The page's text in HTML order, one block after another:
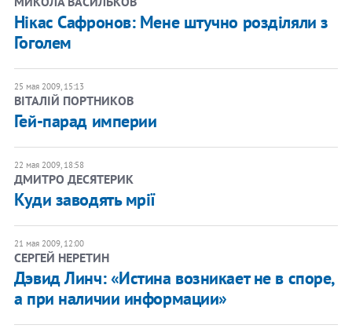
Нікас Сафронов: Мене штучно розділяли з
Гоголем
25 мая 2009, 15:13
ВІТАЛІЙ ПОРТНИКОВ
Гей-парад империи
22 мая 2009, 18:58
ДМИТРО ДЕСЯТЕРИК
Куди заводять мрії
21 мая 2009, 12:00
СЕРГЕЙ НЕРЕТИН
Дэвид Линч: «Истина возникает не в споре,
а при наличии информации»